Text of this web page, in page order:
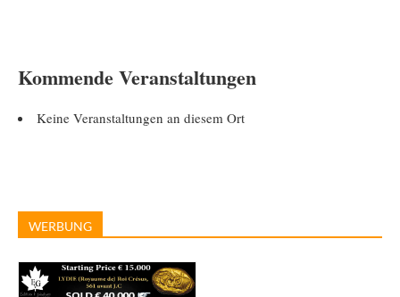
Kommende Veranstaltungen
Keine Veranstaltungen an diesem Ort
WERBUNG